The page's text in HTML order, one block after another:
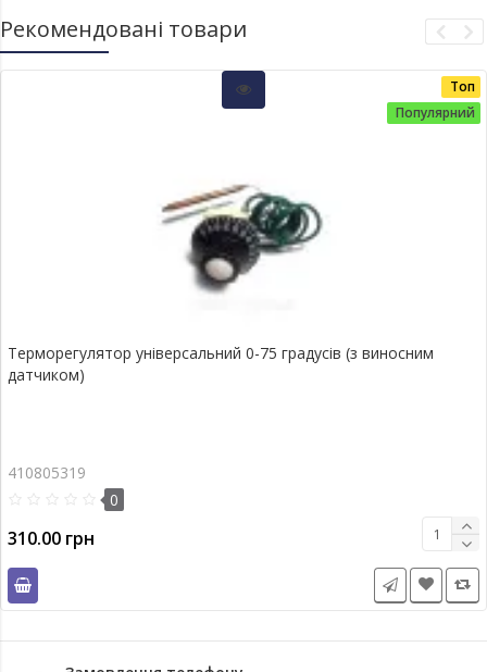
Рекомендовані товари
Топ
Популярний
Терморегулятор універсальний 0-75 градусів (з виносним
датчиком)
410805319
0
310.00 грн